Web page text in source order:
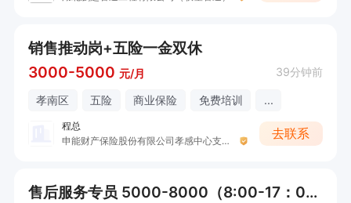
销售推动岗+五险一金双休
3000-5000 元/月 39分钟前
孝南区 五险 商业保险 免费培训 ...
程总
申能财产保险股份有限公司孝感中心支公司
去联系
售后服务专员 5000-8000（8:00-17：00，周休1.5天）